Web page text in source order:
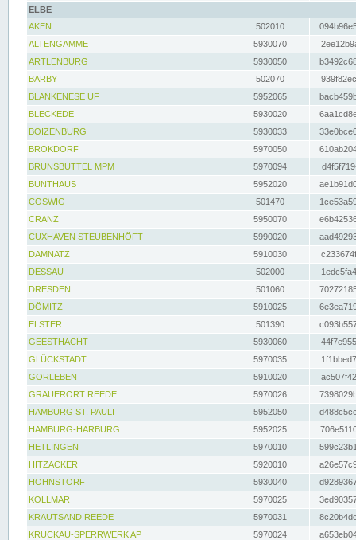
ELBE
AKEN
502010
ALTENGAMME
5930070
ARTLENBURG
5930050
BARBY
502070
BLANKENESE UF
5952065
BLECKEDE
5930020
BOIZENBURG
5930033
BROKDORF
5970050
BRUNSBÜTTEL MPM
5970094
BUNTHAUS
5952020
COSWIG
501470
CRANZ
5950070
CUXHAVEN STEUBENHÖFT
5990020
DAMNATZ
5910030
DESSAU
502000
DRESDEN
501060
DÖMITZ
5910025
ELSTER
501390
GEESTHACHT
5930060
GLÜCKSTADT
5970035
GORLEBEN
5910020
GRAUERORT REEDE
5970026
HAMBURG ST. PAULI
5952050
HAMBURG-HARBURG
5952025
HETLINGEN
5970010
HITZACKER
5920010
HOHNSTORF
5930040
KOLLMAR
5970025
KRAUTSAND REEDE
5970031
KRÜCKAU-SPERRWERK AP
5970024